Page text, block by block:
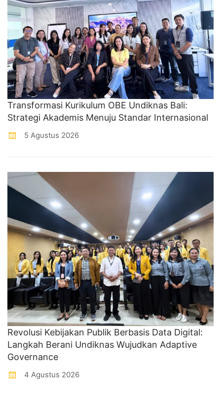
Transformasi Kurikulum OBE Undiknas Bali:
Strategi Akademis Menuju Standar Internasional
5 Agustus 2026
Revolusi Kebijakan Publik Berbasis Data Digital:
Langkah Berani Undiknas Wujudkan Adaptive
Governance
4 Agustus 2026